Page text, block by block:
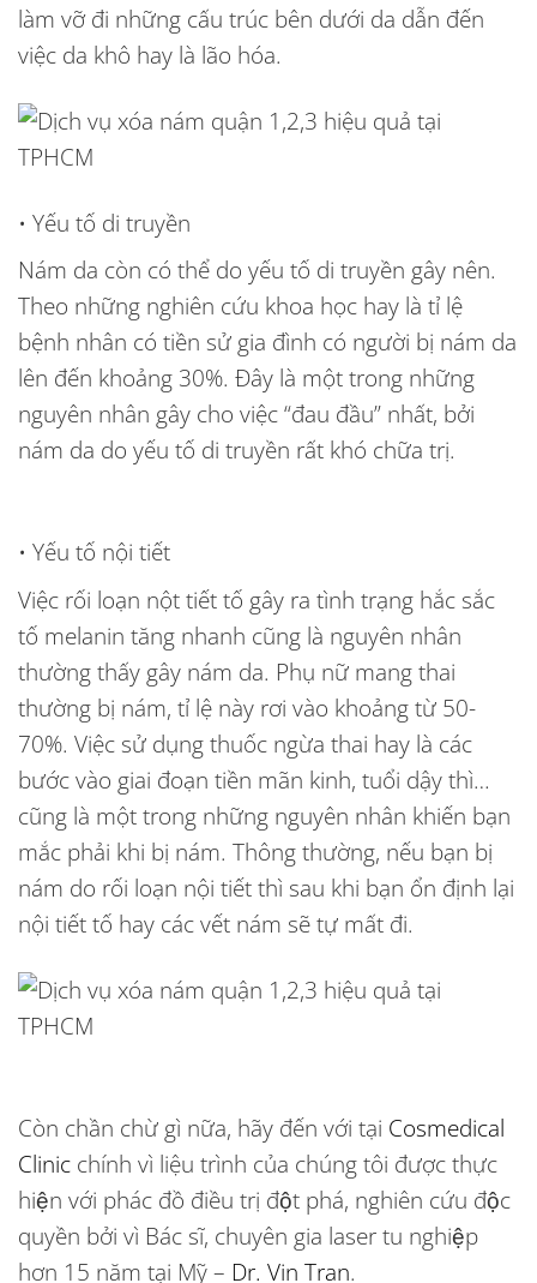
làm vỡ đi những cấu trúc bên dưới da dẫn đến
việc da khô hay là lão hóa.
• Yếu tố di truyền
Nám da còn có thể do yếu tố di truyền gây nên.
Theo những nghiên cứu khoa học hay là tỉ lệ
bệnh nhân có tiền sử gia đình có người bị nám da
lên đến khoảng 30%. Đây là một trong những
nguyên nhân gây cho việc “đau đầu” nhất, bởi
nám da do yếu tố di truyền rất khó chữa trị.
• Yếu tố nội tiết
Việc rối loạn nột tiết tố gây ra tình trạng hắc sắc
tố melanin tăng nhanh cũng là nguyên nhân
thường thấy gây nám da. Phụ nữ mang thai
thường bị nám, tỉ lệ này rơi vào khoảng từ 50-
70%. Việc sử dụng thuốc ngừa thai hay là các
bước vào giai đoạn tiền mãn kinh, tuổi dậy thì…
cũng là một trong những nguyên nhân khiến bạn
mắc phải khi bị nám. Thông thường, nếu bạn bị
nám do rối loạn nội tiết thì sau khi bạn ổn định lại
nội tiết tố hay các vết nám sẽ tự mất đi.
Còn chần chừ gì nữa, hãy đến với tại Cosmedical
Clinic chính vì liệu trình của chúng tôi được thực
hiện với phác đồ điều trị đột phá, nghiên cứu độc
quyền bởi vì Bác sĩ, chuyên gia laser tu nghiệp
hơn 15 năm tại Mỹ – Dr. Vin Tran.